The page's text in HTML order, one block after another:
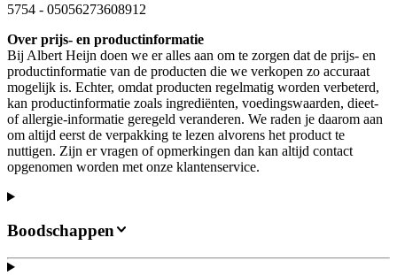
5754 - 05056273608912
Over prijs- en productinformatie
Bij Albert Heijn doen we er alles aan om te zorgen dat de prijs- en
productinformatie van de producten die we verkopen zo accuraat
mogelijk is. Echter, omdat producten regelmatig worden verbeterd,
kan productinformatie zoals ingrediënten, voedingswaarden, dieet-
of allergie-informatie geregeld veranderen. We raden je daarom aan
om altijd eerst de verpakking te lezen alvorens het product te
nuttigen. Zijn er vragen of opmerkingen dan kan altijd contact
opgenomen worden met onze klantenservice.
Boodschappen